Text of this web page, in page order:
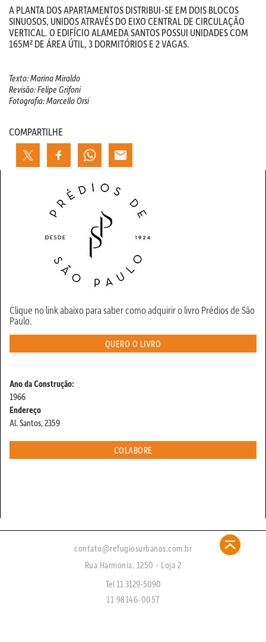
A PLANTA DOS APARTAMENTOS DISTRIBUI-SE EM DOIS BLOCOS
SINUOSOS, UNIDOS ATRAVÉS DO EIXO CENTRAL DE CIRCULAÇÃO
VERTICAL. O EDIFÍCIO ALAMEDA SANTOS POSSUI UNIDADES COM
165M² DE ÁREA ÚTIL, 3 DORMITÓRIOS E 2 VAGAS.
Texto: Marina Miraldo
Revisão: Felipe Grifoni
Fotografia: Marcello Orsi
COMPARTILHE
Clique no link abaixo para saber como adquirir o livro Prédios de São
Paulo.
QUERO O LIVRO
Ano da Construção:
1966
Endereço
Al. Santos, 2359
COLABORE
contato@refugiosurbanos.com.br
Rua Harmonia, 1250 - Loja 2
Tel 11 3129-5090
11 98146-0057